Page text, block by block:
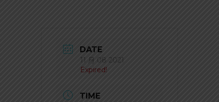
DATE
11 月 08 2021
Expired!
TIME